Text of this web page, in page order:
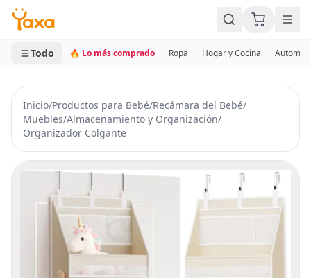
MINI CARRITO
0 productos
Todo 🔥 Lo más comprado Ropa Hogar y Cocina
Inicio/Productos para Bebé/Recámara del Bebé/
Muebles/Almacenamiento y Organización/
Organizador Colgante